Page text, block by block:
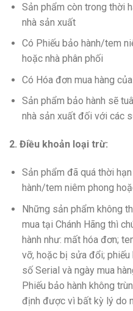
Sản phẩm còn trong thời
nhà sản xuất
Có Phiếu bảo hành/tem
hoặc nhà phân phối
Có Hóa đơn mua hàng
Sản phẩm bảo hành sẽ
nhà sản xuất đối với các
2. Điều khoản loại trừ:
Sản phẩm đã quá thời
hành/tem niêm phong
Những sản phẩm không
mua tại Chánh Hãng thì
hành như: mất hóa đơn;
vỡ, hoặc bị sửa đổi; phiếu
số Serial và ngày mua
Phiếu bảo hành không
định được vì bất kỳ lý do